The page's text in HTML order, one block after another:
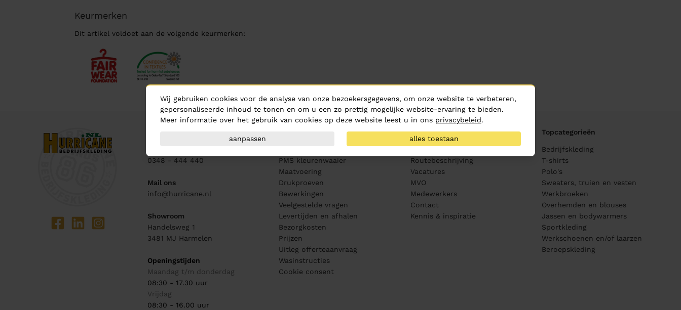
Keurmerken
Dit artikel voldoet aan de volgende keurmerken:
0348 - 444 440
Mail ons
info@hurricane.nl
Showroom
Handelsweg 1
3481 MJ Harmelen
Openingstijden
Maandag t/m donderdag
08:30 - 17.30 uur
Vrijdag
08:30 - 16.00 uur
PMS kleurenwaaier
Maatvoering
Drukproeven
Bewerkingen
Veelgestelde vragen
Levertijden en afhalen
Bezorgkosten
Prijzen
Uitleg offerteaanvraag
Wasinstructies
Cookie consent
Over ons
Routebeschrijving
Vacatures
MVO
Medewerkers
Contact
Kennis & inspiratie
Topcategorieën
Bedrijfskleding
T-shirts
Polo's
Sweaters, truien en vesten
Werkbroeken
Overhemden en blouses
Jassen en bodywarmers
Sportkleding
Werkschoenen en/of laarzen
Beroepskleding
Wij gebruiken cookies voor de analyse van onze bezoekersgegevens, om onze website te verbeteren,
gepersonaliseerde inhoud te tonen en om u een zo prettig mogelijke website-ervaring te bieden.
Meer informatie over het gebruik van cookies op deze website leest u in ons privacybeleid.
aanpassen alles toestaan